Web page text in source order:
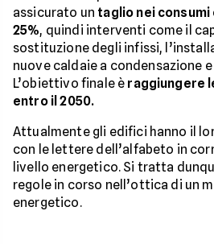
assicurato un taglio nei
25%, quindi interventi come il
sostituzione degli infissi,
nuove caldaie a condensazione
L’obiettivo finale è raggiungere
entro il 2050.
Attualmente gli edifici hanno il
con le lettere dell’alfabeto in
livello energetico. Si tratta
regole in corso nell’ottica di un
energetico.